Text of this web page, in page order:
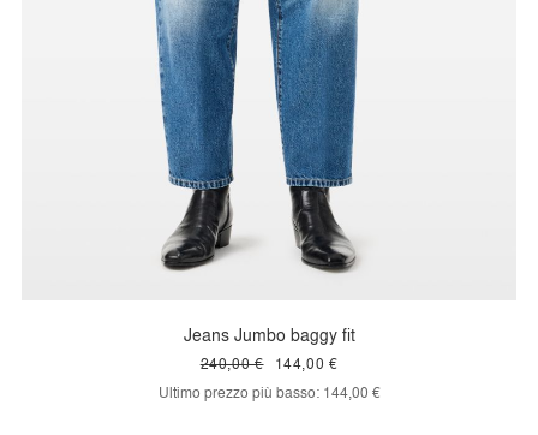
Jeans Jumbo baggy fit
144,00 €
240,00 €
Ultimo prezzo più basso: 144,00 €